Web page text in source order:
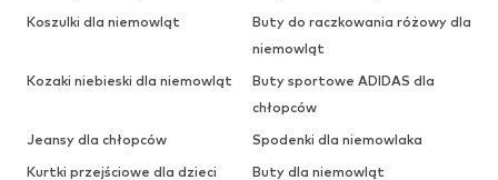
Koszulki dla niemowląt
Buty do raczkowania różowy dla
niemowląt
Kozaki niebieski dla niemowląt
Buty sportowe ADIDAS dla
chłopców
Jeansy dla chłopców
Spodenki dla niemowlaka
Kurtki przejściowe dla dzieci
Buty dla niemowląt